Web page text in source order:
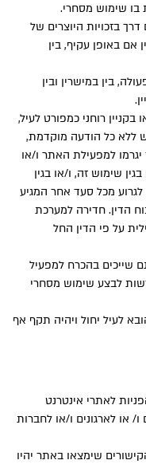
בו שימוש מסחרי.
בזכויות היוצרים של
אם באופן עקיף, בין
בין במישרין ובין
בקניין רוחני כמפורט לעיל,
ללא כל הודעה מוקדמת,
למפעילת האתר ו/או
שימוש זה, ו/או בגין
מכל סעד אחר המגיע
הדין. חדירה למערכת
על פי הדין החל
שייכים בהכרח למפעיל
לבצע שימוש מסחרי
לעיל יחול ויהיה תקף אף
לאתרי אינטרנט
או לארגונים ו/או לחברות
שימצאו באתר יהיו